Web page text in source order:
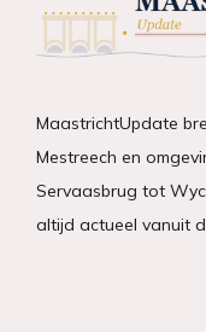
MaastrichtUpdate
Mestreech en
Servaasbrug tot
altijd actueel vanuit